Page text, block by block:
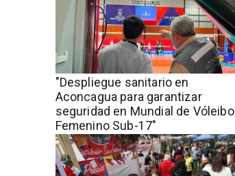
"Despliegue sanitario en
Aconcagua para garantizar
seguridad en Mundial de Vóleibol
Femenino Sub-17"